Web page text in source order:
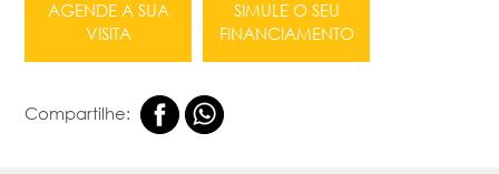
AGENDE A SUA
VISITA
SIMULE O SEU
FINANCIAMENTO
Compartilhe: